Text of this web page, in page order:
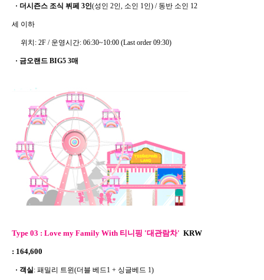
· 더시즌스 조식 뷔페 3인(성인 2인, 소인 1인) / 동반 소인 12
세 이하
위치: 2F / 운영시간: 06:30~10:00 (Last order 09:30)
· 금오랜드 BIG5 3매
Type 03 : Love my Family With 티니핑 '대관람차' KRW
: 164,600
· 객실: 패밀리 트윈(더블 베드1 + 싱글베드 1)